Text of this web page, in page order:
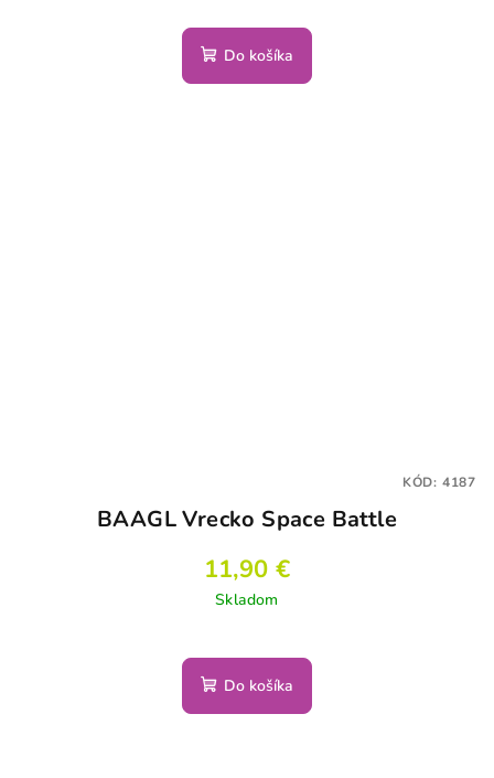
Do košíka
BAAGL Vrecko Space Battle
11,90 €
Skladom
Do košíka
KÓD: 4187